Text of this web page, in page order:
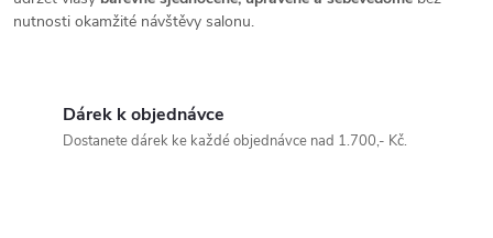
nutnosti okamžité návštěvy salonu.
Dárek k objednávce
Dostanete dárek ke každé objednávce nad 1.700,- Kč.